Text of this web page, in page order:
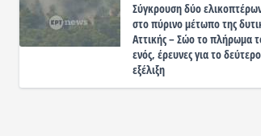
Σύγκρουση δύο
στο πύρινο μέτωπο της
Αττικής – Σώο το πλήρωμα
ενός, έρευνες για το
εξέλιξη